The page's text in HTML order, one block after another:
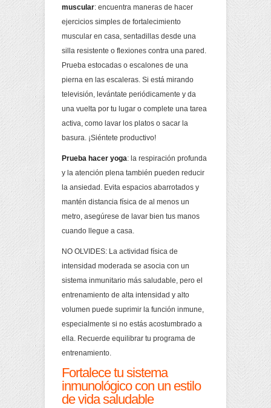
muscular: encuentra maneras de hacer
ejercicios simples de fortalecimiento
muscular en casa, sentadillas desde una
silla resistente o flexiones contra una pared.
Prueba estocadas o escalones de una
pierna en las escaleras. Si está mirando
televisión, levántate periódicamente y da
una vuelta por tu lugar o complete una tarea
activa, como lavar los platos o sacar la
basura. ¡Siéntete productivo!
Prueba hacer yoga: la respiración profunda
y la atención plena también pueden reducir
la ansiedad. Evita espacios abarrotados y
mantén distancia física de al menos un
metro, asegúrese de lavar bien tus manos
cuando llegue a casa.
NO OLVIDES: La actividad física de
intensidad moderada se asocia con un
sistema inmunitario más saludable, pero el
entrenamiento de alta intensidad y alto
volumen puede suprimir la función inmune,
especialmente si no estás acostumbrado a
ella. Recuerde equilibrar tu programa de
entrenamiento.
Fortalece tu sistema
inmunológico con un estilo
de vida saludable